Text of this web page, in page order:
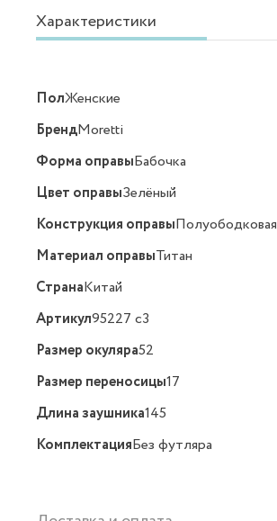
Характеристики
ПолЖенские
БрендMoretti
Форма оправыБабочка
Цвет оправыЗелёный
Конструкция оправыПолуободковая
Материал оправыТитан
СтранаКитай
Артикул95227 c3
Размер окуляра52
Размер переносицы17
Длина заушника145
КомплектацияБез футляра